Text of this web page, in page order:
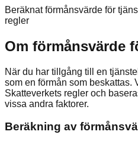
Beräknat förmånsvärde för
regler
Om förmånsvärde
När du har tillgång till en
som en förmån som beskattas.
Skatteverkets regler och
vissa andra faktorer.
Beräkning av